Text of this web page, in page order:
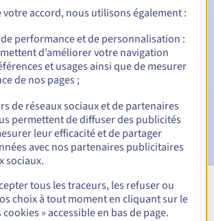
:
60, 30, 15, 7 et 3 jours avant la
l'expirationpour notification de la
de domaine
Grace Periodpour
suppression du nom de domaine
toutes les extensions
votre accord, nous utilisons également :
performance et de personnalisation :
d’améliorer votre navigation
et usages ainsi que de mesurer
de nos pages ;
de réseaux sociaux et de partenaires
permettent de diffuser des publicités
leur efficacité et de partager
avec nos partenaires publicitaires
sociaux.
tous les traceurs, les refuser ou
choix à tout moment en cliquant sur le
cookies » accessible en bas de page.